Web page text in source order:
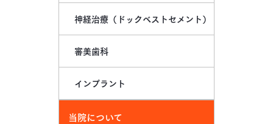
神経治療 （ドックベストセメント）
審美歯科
インプラント
当院について